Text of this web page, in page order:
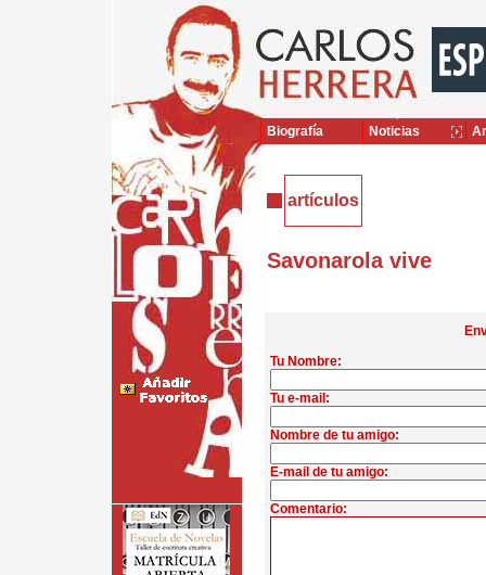
artículos
Savonarola vive
Tu Nombre:
Tu e-mail:
Nombre de tu amigo:
E-mail de tu amigo:
Comentario:
Biografía Noticias